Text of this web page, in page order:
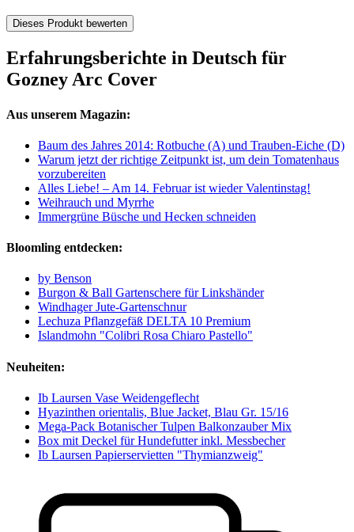
Dieses Produkt bewerten
Erfahrungsberichte in Deutsch für
Gozney Arc Cover
Aus unserem Magazin:
Baum des Jahres 2014: Rotbuche (A) und Trauben-Eiche (D)
Warum jetzt der richtige Zeitpunkt ist, um dein Tomatenhaus
vorzubereiten
Alles Liebe! – Am 14. Februar ist wieder Valentinstag!
Weihrauch und Myrrhe
Immergrüne Büsche und Hecken schneiden
Bloomling entdecken:
by Benson
Burgon & Ball Gartenschere für Linkshänder
Windhager Jute-Gartenschnur
Lechuza Pflanzgefäß DELTA 10 Premium
Islandmohn "Colibri Rosa Chiaro Pastello"
Neuheiten:
Ib Laursen Vase Weidengeflecht
Hyazinthen orientalis, Blue Jacket, Blau Gr. 15/16
Mega-Pack Botanischer Tulpen Balkonzauber Mix
Box mit Deckel für Hundefutter inkl. Messbecher
Ib Laursen Papierservietten "Thymianzweig"